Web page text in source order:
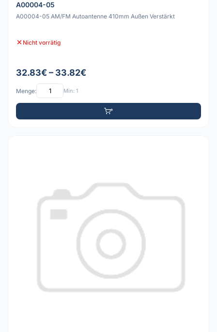
A00004-05
A00004-05 AM/FM Autoantenne 410mm Außen Verstärkt
Nicht vorrätig
32.83€ – 33.82€
Menge: Min: 1